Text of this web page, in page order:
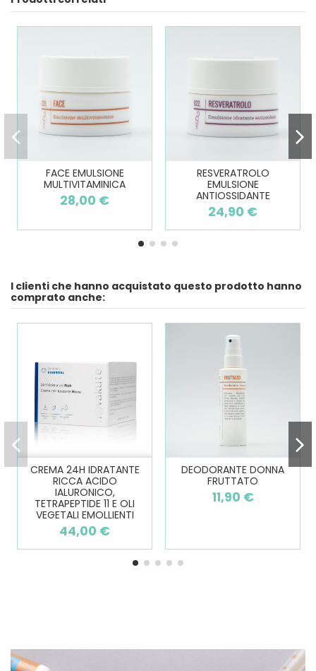
FACE EMULSIONE
MULTIVITAMINICA
28,00 €
RESVERATROLO
EMULSIONE
ANTIOSSIDANTE
24,90 €
I clienti che hanno acquistato questo prodotto hanno
comprato anche:
CREMA 24H IDRATANTE
RICCA ACIDO
IALURONICO,
TETRAPEPTIDE 11 E OLI
VEGETALI EMOLLIENTI
44,00 €
DEODORANTE DONNA
FRUTTATO
11,90 €